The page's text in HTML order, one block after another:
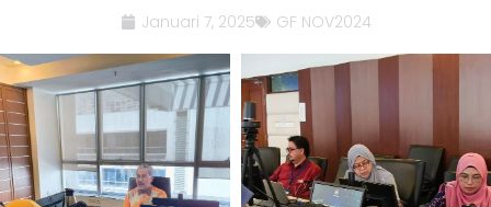
Januari 7, 2025 GF NOV2024